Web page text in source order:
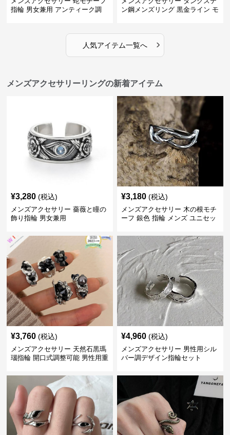
指輪 男女兼用 アンティーク調
ン鋼メンズリング 黒金ライン モ
人気アイテム一覧へ ›
メンズアクセサリーリングの新着アイテム
¥3,280 (税込)
メンズアクセサリー 薔薇と瞳の
飾り指輪 男女兼用
¥3,180 (税込)
メンズアクセサリー 木の根モチ
ーフ 銀色 指輪 メンズ ユニセッ
¥3,760 (税込)
メンズアクセサリー 天然石黒瑪
瑙指輪 開口式調整可能 男性用重
¥4,960 (税込)
メンズアクセサリー 男性用シル
バー調デザイン指輪セット